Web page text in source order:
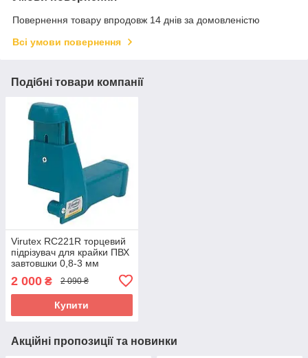
Повернення товару впродовж 14 днів за домовленістю
Всі умови повернення
Подібні товари компанії
Virutex RC221R торцевий
підрізувач для крайки ПВХ
завтовшки 0,8-3 мм
2 000 ₴ 2 090 ₴
Купити
Акційні пропозиції та новинки